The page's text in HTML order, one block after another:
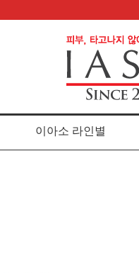
이아소 라인별